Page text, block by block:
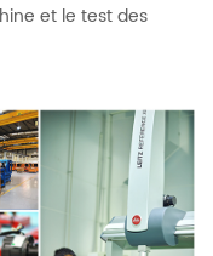
et le test des